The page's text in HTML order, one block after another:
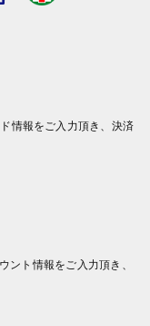
情報をご入力頂き、決済
ト情報をご入力頂き、